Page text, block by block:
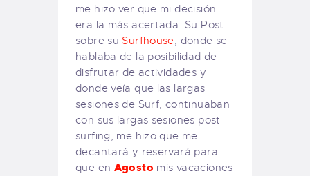
me hizo ver que mi decisión
era la más acertada. Su Post
sobre suSurfhouse, donde se
hablaba de la posibilidad de
disfrutar de actividades y
donde veía que las largas
sesiones de Surf, continuaban
con sus largas sesiones post
surfing, me hizo que me
decantará y reservará para
que en Agosto mis vacaciones